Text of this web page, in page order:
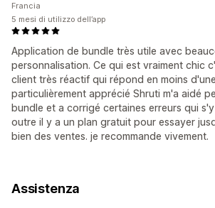
Application de bundle très utile avec
personnalisation. Ce qui est vraiment chic
client très réactif qui répond en moins
particulièrement apprécié Shruti m'a aidé
bundle et a corrigé certaines erreurs qui
outre il y a un plan gratuit pour essayer
bien des ventes. je recommande vivement.
Francia
5 mesi di utilizzo dell’app
Assistenza